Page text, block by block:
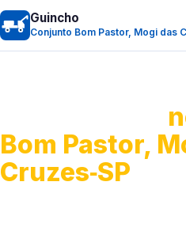
Guincho
Conjunto Bom Pastor, Mogi das
Bom Pastor,
Cruzes‑SP